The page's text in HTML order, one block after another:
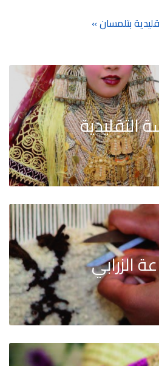
بتلمسان »
التقليدية
الزرابي